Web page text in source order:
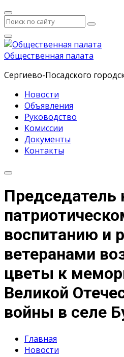
Общественная палата
Сергиево-Посадского
Новости
Объявления
Руководство
Комиссии
Документы
Контакты
Председатель
воспитанию и
ветеранами
цветы к
Великой
войны в селе
Главная
Новости